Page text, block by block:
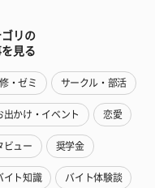
ゴリの
見る
・ゼミ サークル・部活
出かけ・イベント 恋愛
ビュー 奨学金
イト知識 バイト体験談